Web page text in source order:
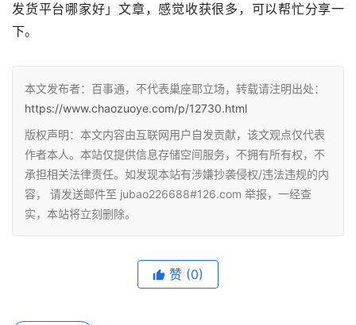
发货平台哪家好」文章，感觉收获很多，可以帮忙分享一
下。
本文发布者：百事通，不代表巢座耶立场，转载请注明出处：
https://www.chaozuoye.com/p/12730.html
版权声明：本文内容由互联网用户自发贡献，该文观点仅代表
作者本人。本站仅提供信息存储空间服务，不拥有所有权，不
承担相关法律责任。如发现本站有涉嫌抄袭侵权/违法违规的内
容， 请发送邮件至 jubao226688#126.com 举报，一经查
实，本站将立刻删除。
赞 (0)